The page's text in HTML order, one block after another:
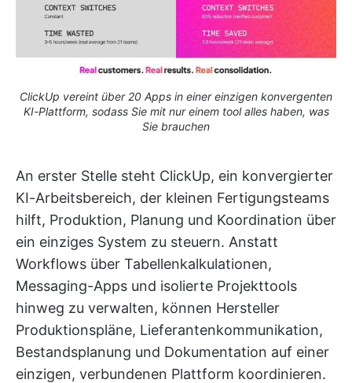
ClickUp vereint über 20 Apps in einer einzigen konvergenten
KI-Plattform, sodass Sie mit nur einem tool alles haben, was
Sie brauchen
An erster Stelle steht ClickUp, ein konvergierter
KI-Arbeitsbereich, der kleinen Fertigungsteams
hilft, Produktion, Planung und Koordination über
ein einziges System zu steuern. Anstatt
Workflows über Tabellenkalkulationen,
Messaging-Apps und isolierte Projekttools
hinweg zu verwalten, können Hersteller
Produktionspläne, Lieferantenkommunikation,
Bestandsplanung und Dokumentation auf einer
einzigen, verbundenen Plattform koordinieren.